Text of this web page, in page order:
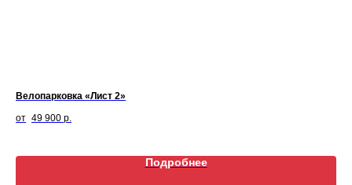
Велопарковка «Лист 2»
49 900 р.
Подробнее